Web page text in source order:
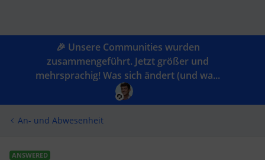
🎉 Unsere Communities wurden
zusammengeführt. Jetzt größer und
mehrsprachig! Was sich ändert (und wa...
An- und Abwesenheit
ANSWERED